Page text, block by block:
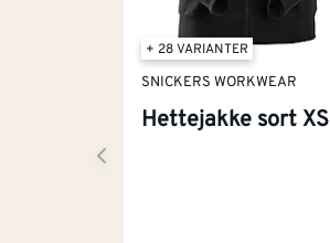
+ 28 VARIANTER
SNICKERS WORKWEAR
Hettejakke sort XS